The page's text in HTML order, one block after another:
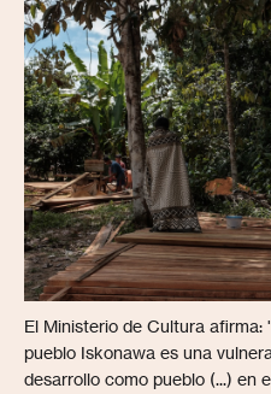
El Ministerio de Cultura
pueblo Iskonawa es una
desarrollo como pueblo (...) en